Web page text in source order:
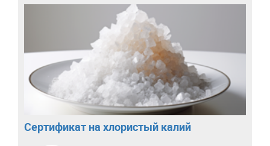
Сертификат на хлористый калий